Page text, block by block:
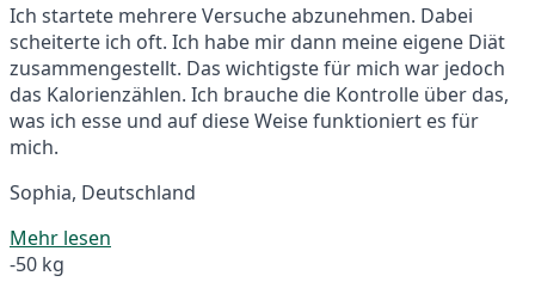
Ich startete mehrere Versuche abzunehmen. Dabei
scheiterte ich oft. Ich habe mir dann meine eigene Diät
zusammengestellt. Das wichtigste für mich war jedoch
das Kalorienzählen. Ich brauche die Kontrolle über das,
was ich esse und auf diese Weise funktioniert es für
mich.
Sophia, Deutschland
Mehr lesen
-50 kg